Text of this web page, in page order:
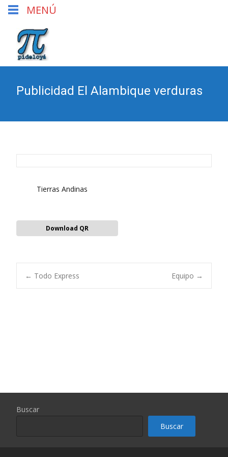
Publicidad El Alambique verduras
Tierras Andinas
Download QR
Navegación
← Todo Express Equipo →
Buscar
Buscar
MENÚ